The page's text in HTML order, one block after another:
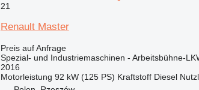
21
Renault Master
Preis auf Anfrage
Spezial- und Industriemaschinen - Arbeitsbühne-
2016
Motorleistung 92 kW (125 PS) Kraftstoff Diesel